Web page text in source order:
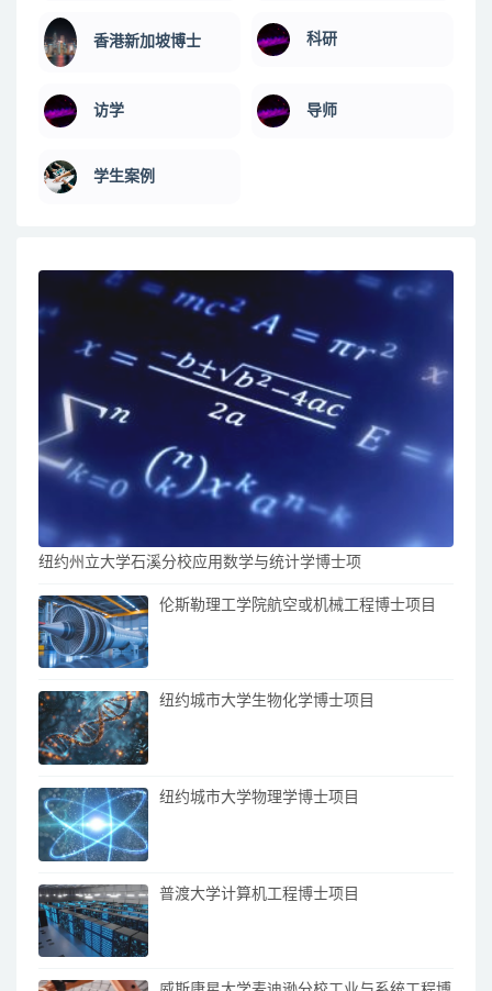
香港新加坡博士 科研
访学 导师
学生案例
纽约州立大学石溪分校应用数学与统计学博士项
伦斯勒理工学院航空或机械工程博士项目
纽约城市大学生物化学博士项目
纽约城市大学物理学博士项目
普渡大学计算机工程博士项目